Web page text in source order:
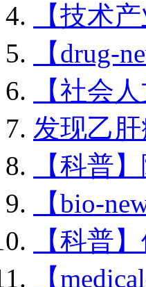
【技术
【drug-
【社会
发现乙
【科普
【bio-
【科普
【